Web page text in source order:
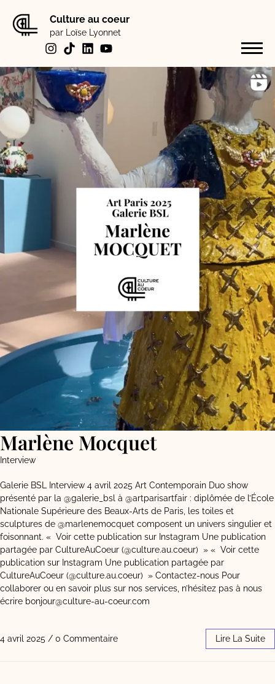
Culture au coeur
par Loïse Lyonnet
Marlène Mocquet
Interview
Galerie BSL Interview 4 avril 2025 Art Contemporain Duo show
présenté par la @galerie_bsl à @artparisartfair : diplômée de l’École
Nationale Supérieure des Beaux-Arts de Paris, les toiles et
sculptures de @marlenemocquet composent un univers singulier et
foisonnant. « Voir cette publication sur Instagram Une publication
partagée par CultureAuCoeur (@culture.au.coeur) » « Voir cette
publication sur Instagram Une publication partagée par
CultureAuCoeur (@culture.au.coeur) » Contactez-nous Pour
collaborer ou en savoir plus sur nos services, n’hésitez pas à nous
écrire bonjour@culture-au-coeur.com
4 avril 2025 / 0 Commentaire Lire La Suite